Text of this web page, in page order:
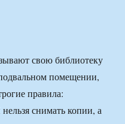
свою библиотеку
помещении,
правила:
снимать копии, а